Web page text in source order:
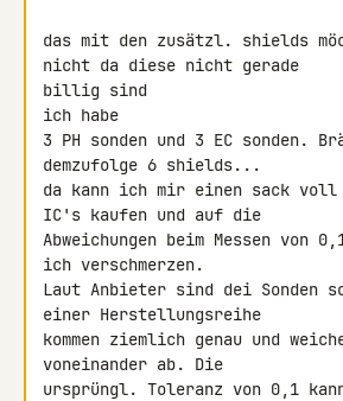
das mit den zusätzl. shields
nicht da diese nicht gerade
billig sind
ich habe
3 PH sonden und 3 EC sonden.
demzufolge 6 shields...
da kann ich mir einen sack
IC's kaufen und auf die
Abweichungen beim Messen von
ich verschmerzen.
Laut Anbieter sind dei Sonden
einer Herstellungsreihe
kommen ziemlich genau und
voneinander ab. Die
ursprüngl. Toleranz von 0,1